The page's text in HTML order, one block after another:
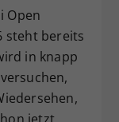
Open
steht bereits
in knapp